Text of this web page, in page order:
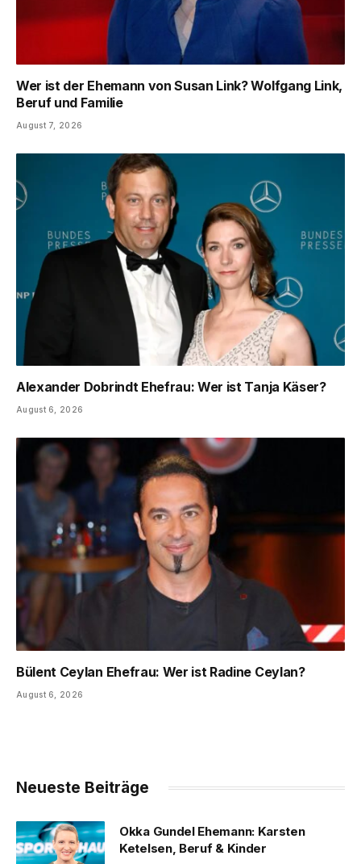
Wer ist der Ehemann von Susan Link? Wolfgang Link,
Beruf und Familie
August 7, 2026
Alexander Dobrindt Ehefrau: Wer ist Tanja Käser?
August 6, 2026
Bülent Ceylan Ehefrau: Wer ist Radine Ceylan?
August 6, 2026
Neueste Beiträge
Okka Gundel Ehemann: Karsten
Ketelsen, Beruf & Kinder